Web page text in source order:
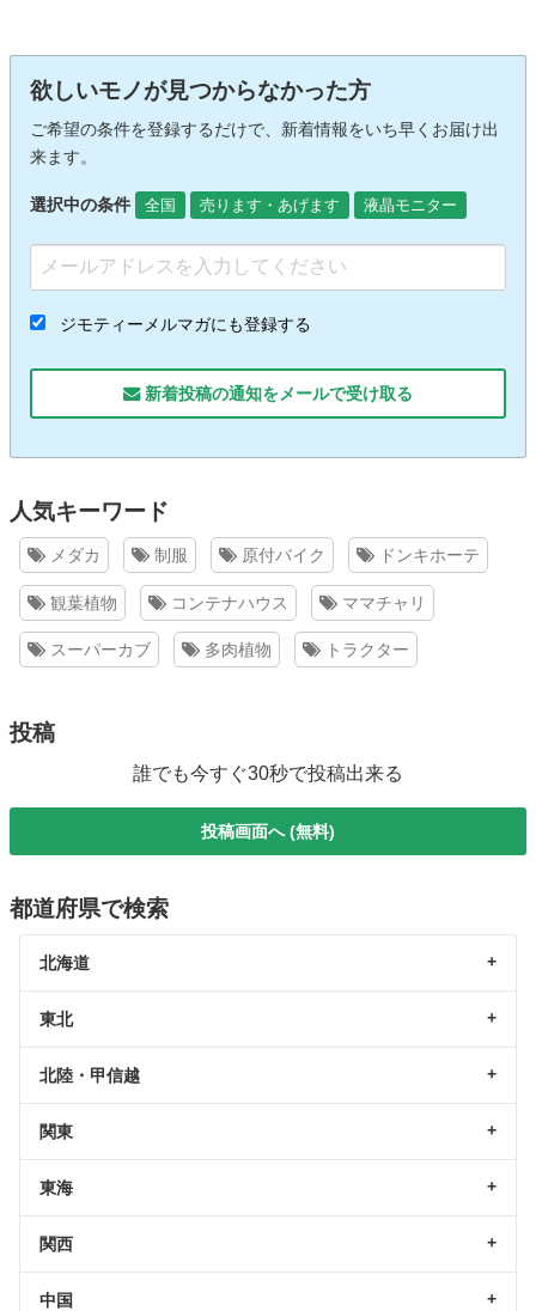
欲しいモノが見つからなかった方
ご希望の条件を登録するだけで、新着情報をいち早くお届け出
来ます。
選択中の条件 全国 売ります・あげます 液晶モニター
ジモティーメルマガにも登録する
新着投稿の通知をメールで受け取る
人気キーワード
メダカ 制服 原付バイク ドンキホーテ
観葉植物 コンテナハウス ママチャリ
スーパーカブ 多肉植物 トラクター
投稿
誰でも今すぐ30秒で投稿出来る
投稿画面へ (無料)
都道府県で検索
北海道
東北
北陸・甲信越
関東
東海
関西
中国